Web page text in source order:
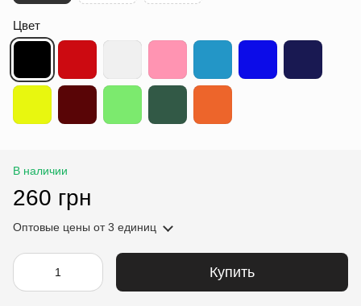
Цвет
В наличии
260 грн
Оптовые цены от 3 единиц
Купить